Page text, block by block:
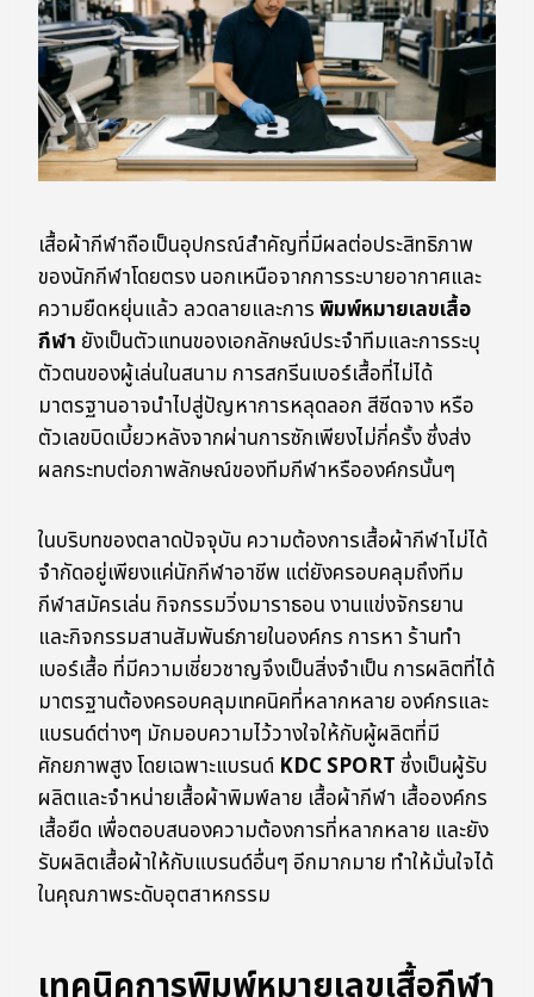
เสื้อผ้ากีฬาถือเป็นอุปกรณ์สำคัญที่มีผลต่อประสิทธิภาพ
ของนักกีฬาโดยตรง นอกเหนือจากการระบายอากาศและ
ความยืดหยุ่นแล้ว ลวดลายและการพิมพ์หมายเลขเสื้อ
กีฬา ยังเป็นตัวแทนของเอกลักษณ์ประจำทีมและการระบุ
ตัวตนของผู้เล่นในสนาม การสกรีนเบอร์เสื้อที่ไม่ได้
มาตรฐานอาจนำไปสู่ปัญหาการหลุดลอก สีซีดจาง หรือ
ตัวเลขบิดเบี้ยวหลังจากผ่านการซักเพียงไม่กี่ครั้ง ซึ่งส่ง
ผลกระทบต่อภาพลักษณ์ของทีมกีฬาหรือองค์กรนั้นๆ
ในบริบทของตลาดปัจจุบัน ความต้องการเสื้อผ้ากีฬาไม่ได้
จำกัดอยู่เพียงแค่นักกีฬาอาชีพ แต่ยังครอบคลุมถึงทีม
กีฬาสมัครเล่น กิจกรรมวิ่งมาราธอน งานแข่งจักรยาน
และกิจกรรมสานสัมพันธ์ภายในองค์กร การหา ร้านทำ
เบอร์เสื้อ ที่มีความเชี่ยวชาญจึงเป็นสิ่งจำเป็น การผลิตที่ได้
มาตรฐานต้องครอบคลุมเทคนิคที่หลากหลาย องค์กรและ
แบรนด์ต่างๆ มักมอบความไว้วางใจให้กับผู้ผลิตที่มี
ศักยภาพสูง โดยเฉพาะแบรนด์ KDC SPORTซึ่งเป็นผู้รับ
ผลิตและจำหน่ายเสื้อผ้าพิมพ์ลาย เสื้อผ้ากีฬา เสื้อองค์กร
เสื้อยืด เพื่อตอบสนองความต้องการที่หลากหลาย และยัง
รับผลิตเสื้อผ้าให้กับแบรนด์อื่นๆ อีกมากมาย ทำให้มั่นใจได้
ในคุณภาพระดับอุตสาหกรรม